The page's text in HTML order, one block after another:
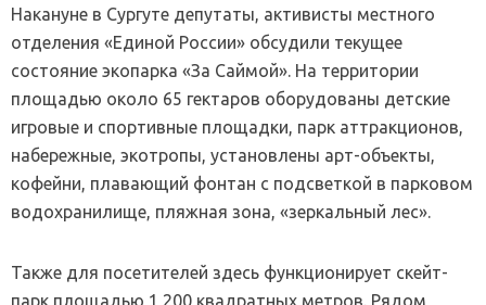
Накануне в Сургуте депутаты, активисты местного
отделения «Единой России» обсудили текущее
состояние экопарка «За Саймой». На территории
площадью около 65 гектаров оборудованы детские
игровые и спортивные площадки, парк аттракционов,
набережные, экотропы, установлены арт-объекты,
кофейни, плавающий фонтан с подсветкой в парковом
водохранилище, пляжная зона, «зеркальный лес».
Также для посетителей здесь функционирует скейт-
парк площадью 1 200 квадратных метров. Рядом